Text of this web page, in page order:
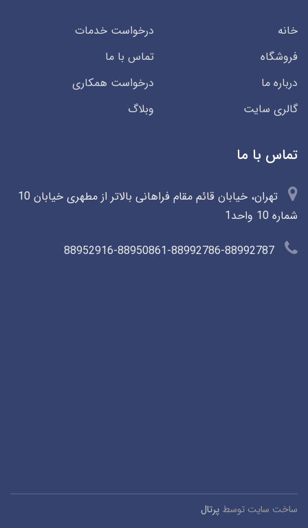
خانه
درخواست خدمات
فروشگاه
تماس با ما
درباره ما
درخواست همکاری
گالری سایت
وبلاگ
تماس با ما
تهران، خیابان قائم مقام فراهانی بالاتر از مطهری خیابان 10
شماره 10 واحد1
ساخت سایت توسط پرتال